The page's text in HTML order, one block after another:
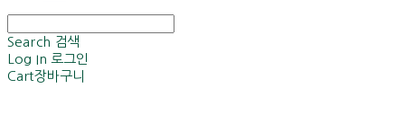
Search 검색
Log In 로그인
Cart장바구니